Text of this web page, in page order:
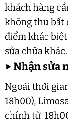
khách hàng
không thu bất
điểm khác
sửa chữa khác.
▶Nhận sửa
Ngoài thời
18h00),
chính từ